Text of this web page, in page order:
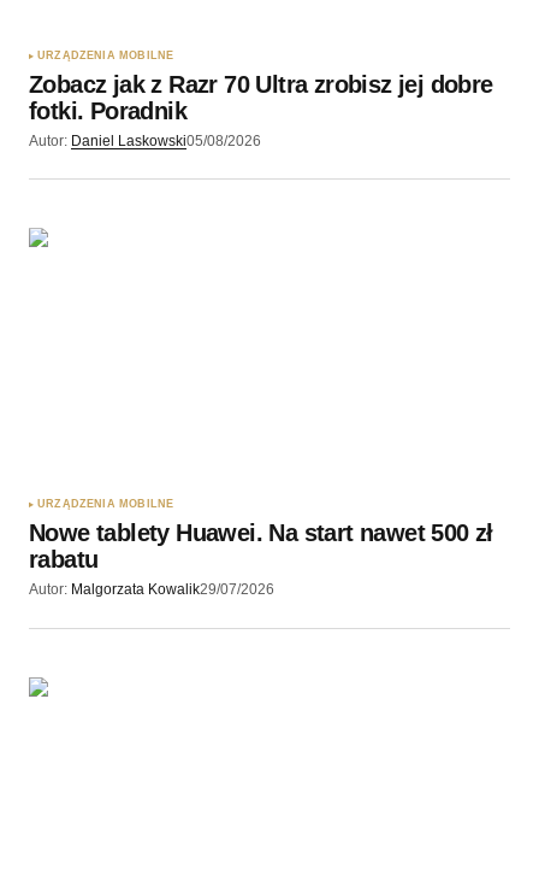
Wyślij komentarz
URZĄDZENIA MOBILNE
Zobacz jak z Razr 70 Ultra zrobisz jej dobre
fotki. Poradnik
Autor: Daniel Laskowski05/08/2026
URZĄDZENIA MOBILNE
Nowe tablety Huawei. Na start nawet 500 zł
rabatu
Autor: Malgorzata Kowalik29/07/2026